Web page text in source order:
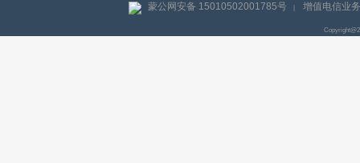
蒙公网安备 15010502001785号 | 增值电信业